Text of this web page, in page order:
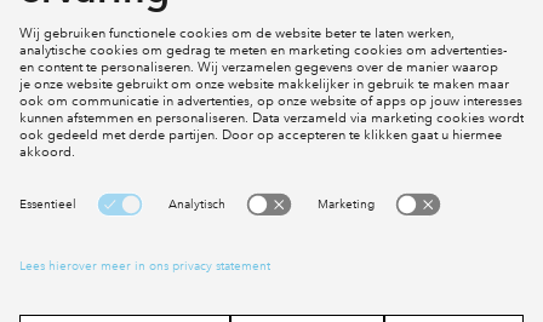
Social Media
Cookies